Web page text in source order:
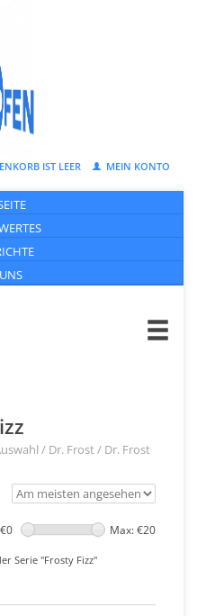
IST LEER MEIN KONTO
/ Dr. Frost/ Dr. Frost
0 Max: €20
Serie "Frosty Fizz"